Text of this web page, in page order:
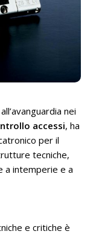
nei
accessi, ha
per il
tecniche,
a intemperie e a
e critiche è